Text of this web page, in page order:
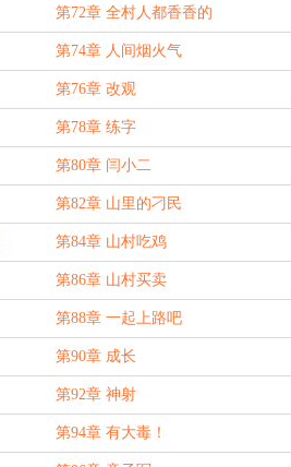
第72章 全村人都香香的
第74章 人间烟火气
第76章 改观
第78章 练字
第80章 闫小二
第82章 山里的刁民
第84章 山村吃鸡
第86章 山村买卖
第88章 一起上路吧
第90章 成长
第92章 神射
第94章 有大毒！